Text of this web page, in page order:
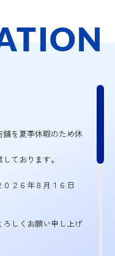
を夏季休暇のため休
ております。
２６年８月１６日
しくお願い申し上げ